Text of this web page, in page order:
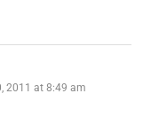
2011 at 8:49 am